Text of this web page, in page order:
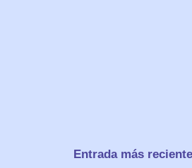
Entrada más reciente